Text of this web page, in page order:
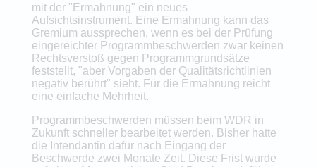
mit der "Ermahnung" ein neues
Aufsichtsinstrument. Eine Ermahnung kann das
Gremium aussprechen, wenn es bei der Prüfung
eingereichter Programmbeschwerden zwar keinen
Rechtsverstoß gegen Programmgrundsätze
feststellt, "aber Vorgaben der Qualitätsrichtlinien
negativ berührt" sieht. Für die Ermahnung reicht
eine einfache Mehrheit.
Programmbeschwerden müssen beim WDR in
Zukunft schneller bearbeitet werden. Bisher hatte
die Intendantin dafür nach Eingang der
Beschwerde zwei Monate Zeit. Diese Frist wurde